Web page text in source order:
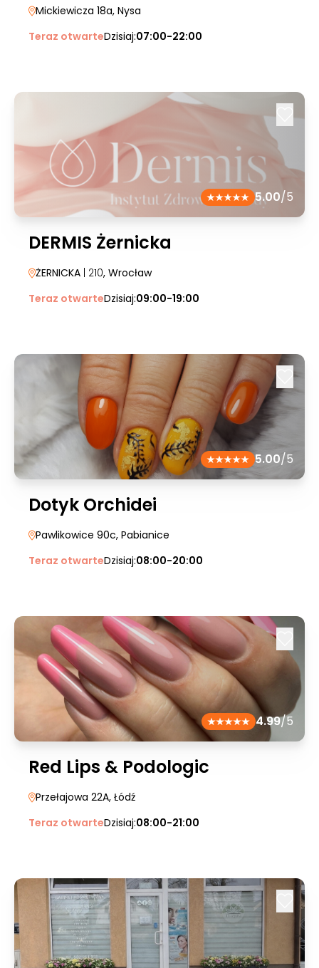
Mickiewicza 18a, Nysa
Teraz otwarteDzisiaj:07:00-22:00
5.00/5
DERMIS Żernicka
ŻERNICKA | 210, Wrocław
Teraz otwarteDzisiaj:09:00-19:00
5.00/5
Dotyk Orchidei
Pawlikowice 90c, Pabianice
Teraz otwarteDzisiaj:08:00-20:00
4.99/5
Red Lips & Podologic
Przełajowa 22A, Łódź
Teraz otwarteDzisiaj:08:00-21:00